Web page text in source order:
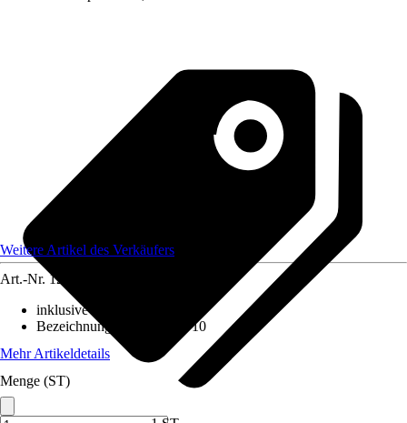
Weitere Artikel des Verkäufers
Art.-Nr. 12172123
inklusive Leuchtmittel
Bezeichnung Fassung
GU10
Mehr Artikeldetails
Menge (ST)